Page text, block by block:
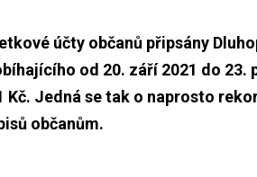
účty občanů připsány
od 20. září 2021 do 23.
Kč. Jedná se tak o naprosto
občanům.